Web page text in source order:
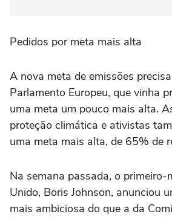
Pedidos por meta mais alta
A nova meta de emissões
Parlamento Europeu, que vinha
uma meta um pouco mais alta.
proteção climática e ativistas
uma meta mais alta, de 65% de
Na semana passada, o primeiro-
Unido, Boris Johnson, anunciou
mais ambiciosa do que a da